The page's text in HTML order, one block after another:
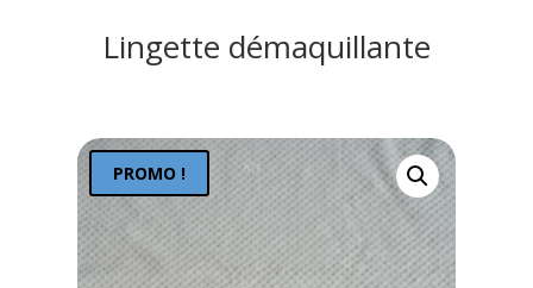
Lingette démaquillante
PROMO !